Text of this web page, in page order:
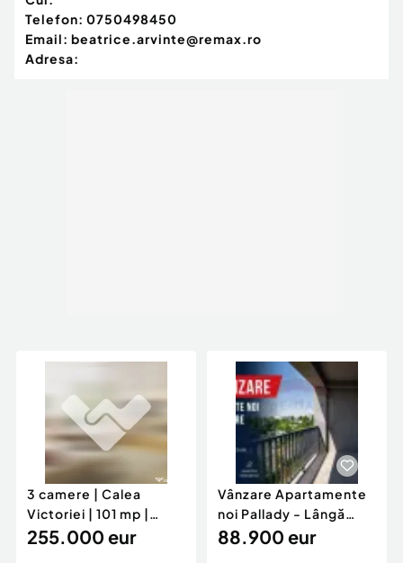
Telefon: 0750498450
Email: beatrice.arvinte@remax.ro
Adresa:
3 camere | Calea
Victoriei | 101 mp |
Renovat 2022 | Cent...
255.000 eur
Vânzare Apartamente
noi Pallady - Lângă
metrou - Preda...
88.900 eur